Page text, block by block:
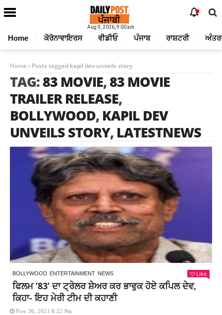
Aug 9, 2026, 9:00 am
Home ਕੋਰੋਨਾਵਾਇਰਸ ਵੀਡੀਓ ਪੰਜਾਬ ਰਾਸ਼ਟਰੀ
Home Posts tagged kapil dev unveils story
TAG:83 MOVIE,83 MOVIE
TRAILER RELEASE,
BOLLYWOOD, KAPIL DEV
UNVEILS STORY, LATESTNEWS
BOLLYWOOD ENTERTAINMENT NEWS Like
ਫਿਲਮ ’83’ ਦਾ ਟ੍ਰੇਲਰ ਸ਼ੇਅਰ ਕਰ ਭਾਵੁਕ ਹੋਏ ਕਪਿਲ ਦੇਵ,
ਕਿਹਾ- ਇਹ ਮੇਰੀ ਟੀਮ ਦੀ ਕਹਾਣੀ
Nov 30, 2021 8:22 Pm